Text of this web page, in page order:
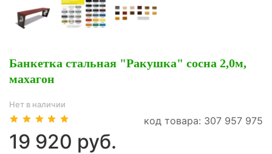
Банкетка стальная "Ракушка" сосна 2,0м,
махагон
Нет в наличии
код товара: 307 957 975
19 920 руб.